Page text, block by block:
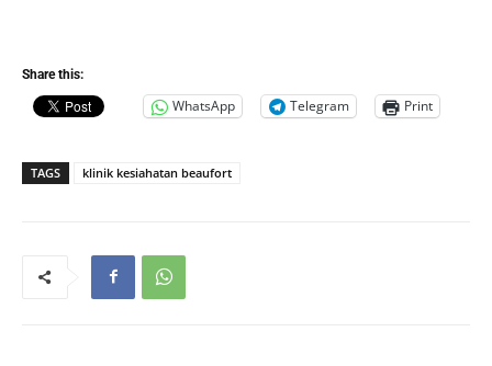
Share this:
WhatsApp Telegram Print
TAGS klinik kesiahatan beaufort